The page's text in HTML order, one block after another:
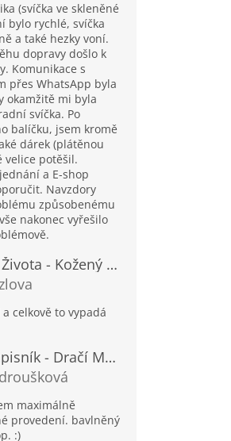
(svíčka ve skleněné
bylo rychlé, svíčka
a také hezky voní.
dopravy došlo k
Komunikace s
přes WhatsApp byla
okamžitě mi byla
svíčka. Po
balíčku, jsem kromě
dárek (plátěnou
velice potěšil.
a E-shop
Navzdory
způsobenému
nakonec vyřešilo
Velký Strom Života - Kožený Zápisník se Šňůrkou a Kamínkem - 20x16x2cm - 160 Stran
je 5 z 5 hvězdiček.
celkově to vypadá
Obrovský Zápisník - Dračí Mandala s Chakra Kameny - 100 Stran - 25x34cm
je 5 z 5 hvězdiček.
maximálně
provedení. bavlněný
:)